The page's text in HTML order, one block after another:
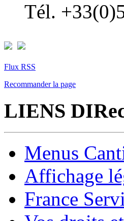
Tél.
Flux RSS
Recommander la page
LIENS
Menus
Affichage
France